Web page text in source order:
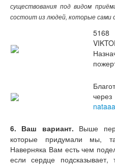
существования под видом
состоит из людей, которые сами
5168
6. Ваш вариант. Выше
которые придумали мы,
Наверняка Вам есть чем
если сердце